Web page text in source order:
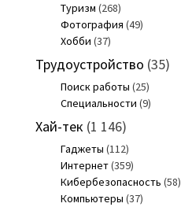
Туризм (268)
Фотография (49)
Хобби (37)
Трудоустройство (35)
Поиск работы (25)
Специальности (9)
Хай-тек (1 146)
Гаджеты (112)
Интернет(359)
Кибербезопасность (58)
Компьютеры (37)